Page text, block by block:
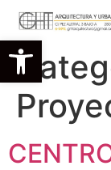
Abrir barra de